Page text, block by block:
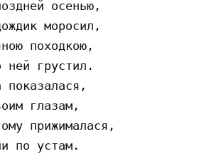
осенью,
моросил,
походкою,
ней грустил.
показалася,
глазам,
прижималася,
по устам.